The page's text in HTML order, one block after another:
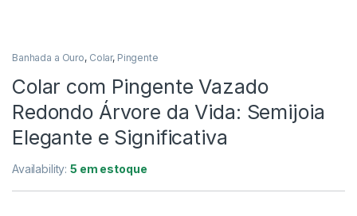
Banhada a Ouro, Colar, Pingente
Colar com Pingente Vazado
Redondo Árvore da Vida: Semijoia
Elegante e Significativa
Availability:5 em estoque